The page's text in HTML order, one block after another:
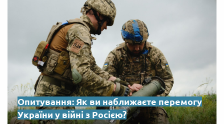
Опитування: Як ви наближаєте перемогу
України у війні з Росією?